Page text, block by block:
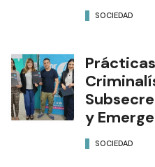
SOCIEDAD
y
SOCIEDAD